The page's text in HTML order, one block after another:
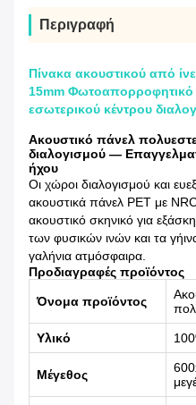
Περιγραφή
Πίνακα ακουστικού από
15mm Φωτοαπορροφητικό
εσωτερικού κέντρου
Ακουστικό πάνελ
διαλογισμού —
ήχου
Οι χώροι διαλογισμού και
ακουστικά πάνελ PET με
ακουστικό σκηνικό για
των φυσικών ινών και τα
γαλήνια ατμόσφαιρα.
Προδιαγραφές προϊόντος
Όνομα προϊόντος
Υλικό
Μέγεθος